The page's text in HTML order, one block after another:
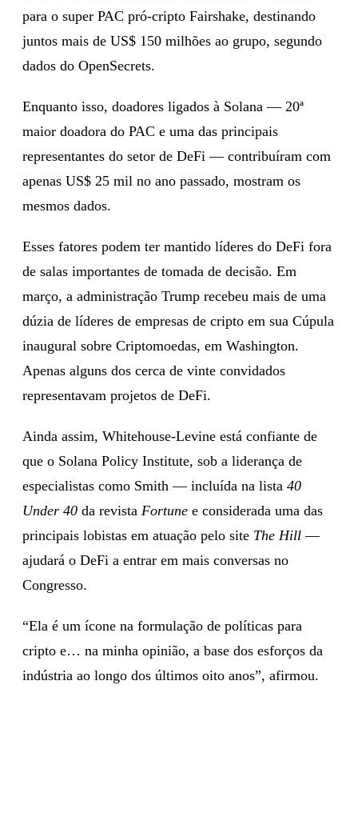
para o super PAC pró-cripto Fairshake, destinando
juntos mais de US$ 150 milhões ao grupo, segundo
dados do OpenSecrets.
Enquanto isso, doadores ligados à Solana — 20ª
maior doadora do PAC e uma das principais
representantes do setor de DeFi — contribuíram com
apenas US$ 25 mil no ano passado, mostram os
mesmos dados.
Esses fatores podem ter mantido líderes do DeFi fora
de salas importantes de tomada de decisão. Em
março, a administração Trump recebeu mais de uma
dúzia de líderes de empresas de cripto em sua Cúpula
inaugural sobre Criptomoedas, em Washington.
Apenas alguns dos cerca de vinte convidados
representavam projetos de DeFi.
Ainda assim, Whitehouse-Levine está confiante de
que o Solana Policy Institute, sob a liderança de
especialistas como Smith — incluída na lista 40
Under 40 da revista Fortune e considerada uma das
principais lobistas em atuação pelo site The Hill —
ajudará o DeFi a entrar em mais conversas no
Congresso.
“Ela é um ícone na formulação de políticas para
cripto e… na minha opinião, a base dos esforços da
indústria ao longo dos últimos oito anos”, afirmou.